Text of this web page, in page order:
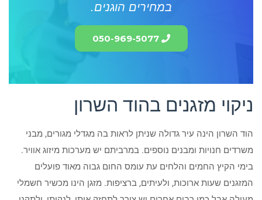
במחירים הוגנים.
050-969-5077
ניקוי מזגנים בהוד השרון
הוד השרון הינה עיר גדולה שניתן לראות בה מגדלי מגורים, מבני
משרדים חנויות ומבנים נוספים. במרביתם יש מערכות מיזוג אוויר.
בימי הקיץ החמים והלחים עת עומס החום גבוה מאוד פועלים
המזגנים שעות ארוכות, ולעיתים, ברציפות. מזגן הינו מכשיר חשמלי